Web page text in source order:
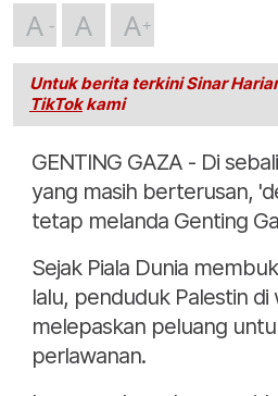
A A A
Untuk berita terkini Sinar
TikTokkami
GENTING GAZA - Di
yang masih berterusan,
tetap melanda Genting
Sejak Piala Dunia
lalu, penduduk Palestin di
melepaskan peluang
perlawanan.